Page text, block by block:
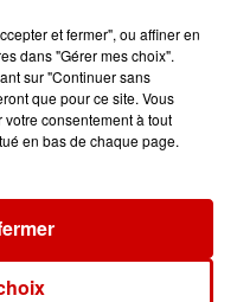
: inscrivez-
et fermer", ou affiner en
dans "Gérer mes choix".
sur "Continuer sans
que pour ce site. Vous
consentement à tout
en bas de chaque page.